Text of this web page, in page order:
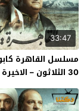
33:47
مسلسل القاهرة
30 الثلاثون – الاخيرة